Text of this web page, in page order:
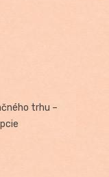
trhu –